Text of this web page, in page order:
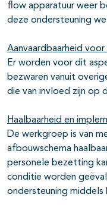
flow apparatuur weer
deze ondersteuning
Aanvaardbaarheid
Er worden voor dit
bezwaren vanuit
die van invloed zijn op
Haalbaarheid en
De werkgroep is van
afbouwschema
personele bezetting
conditie worden
ondersteuning